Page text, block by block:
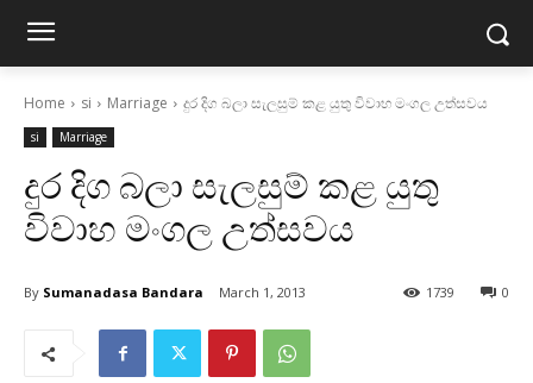
Home si Marriage දුර දිග බලා සැලසුම් කළ යුතු විවාහ මංගල උත්සවය
si Marriage
දුර දිග බලා සැලසුම් කළ යුතු
විවාහ මංගල උත්සවය
By Sumanadasa Bandara March 1, 2013 0
1739